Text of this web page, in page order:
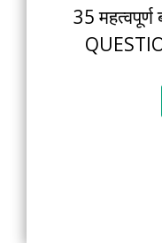
35 महत्वपूर्ण